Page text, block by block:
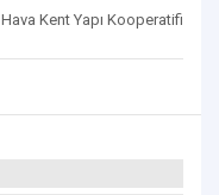
Hava Kent Yapı Kooperatifi